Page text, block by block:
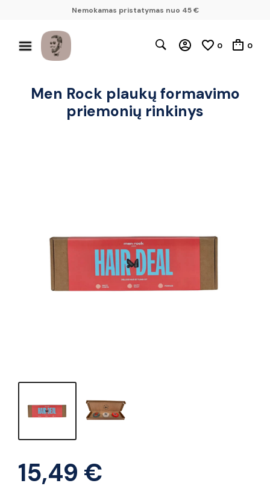
Nemokamas pristatymas nuo 45 €
0 0
Men Rock plaukų formavimo
priemonių rinkinys
15,49 €